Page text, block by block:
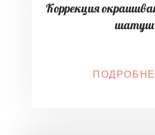
Коррекция
шатуш